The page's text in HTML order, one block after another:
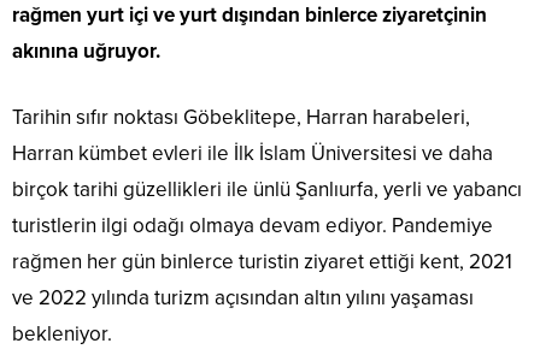
rağmen yurt içi ve yurt dışından binlerce ziyaretçinin
akınına uğruyor.
Tarihin sıfır noktası Göbeklitepe, Harran harabeleri,
Harran kümbet evleri ile İlk İslam Üniversitesi ve daha
birçok tarihi güzellikleri ile ünlü Şanlıurfa, yerli ve yabancı
turistlerin ilgi odağı olmaya devam ediyor. Pandemiye
rağmen her gün binlerce turistin ziyaret ettiği kent, 2021
ve 2022 yılında turizm açısından altın yılını yaşaması
bekleniyor.